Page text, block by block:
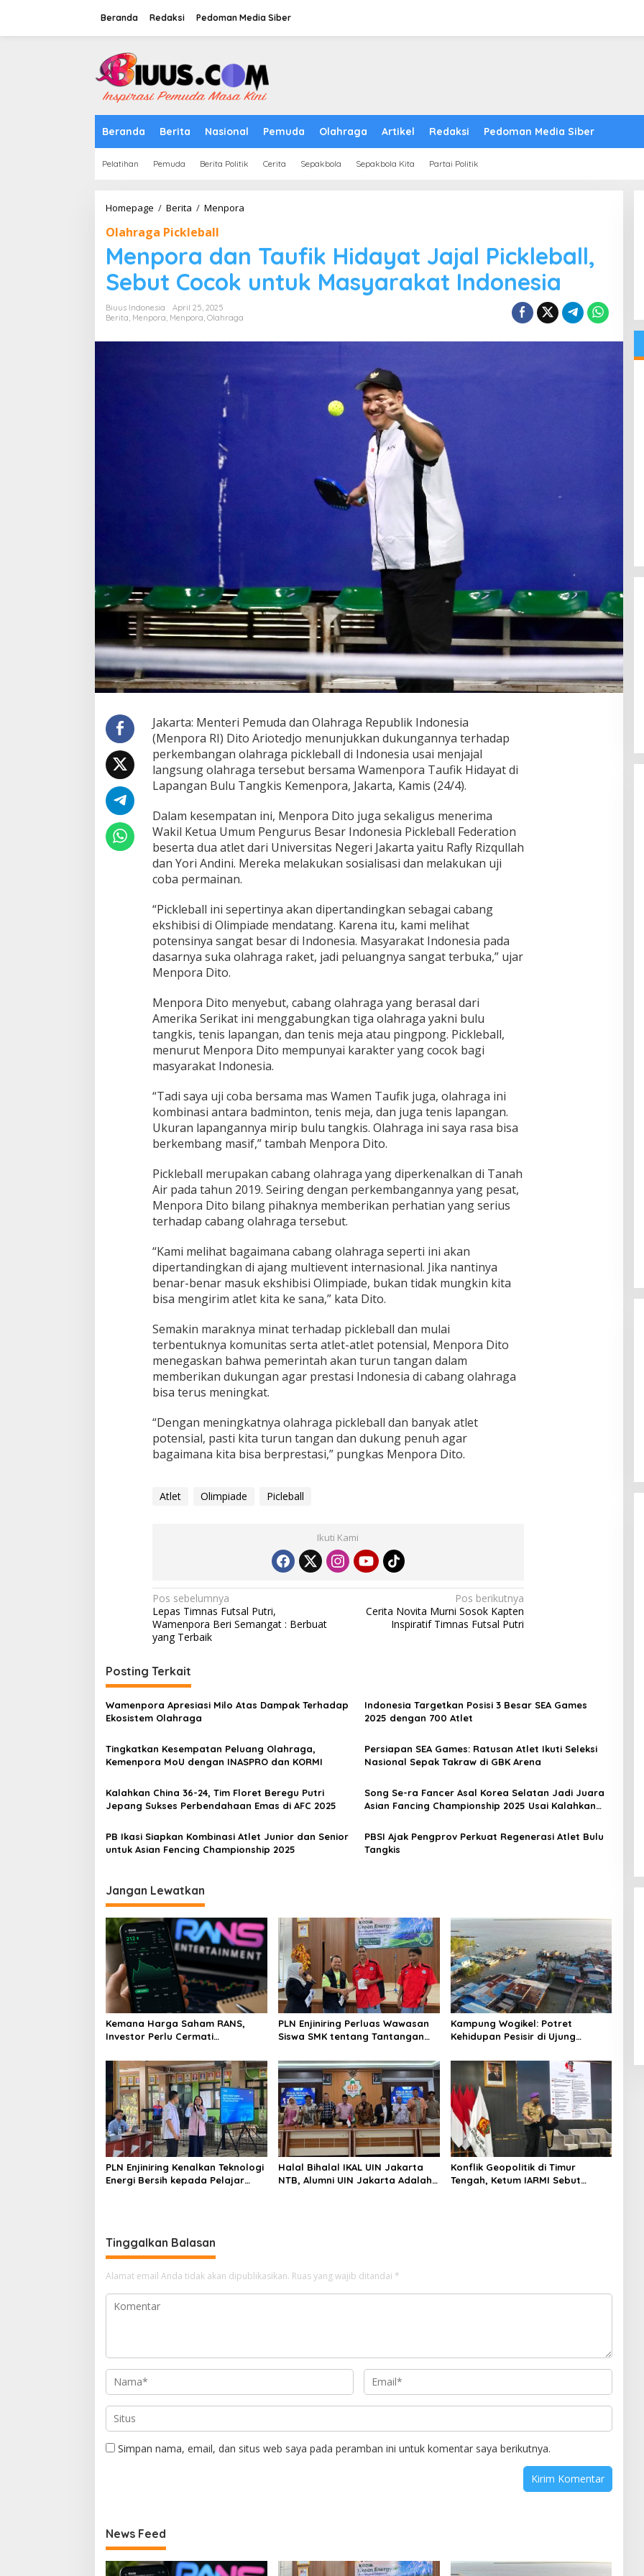
Beranda Redaksi Pedoman Media Siber
Beranda Berita Nasional Pemuda Olahraga Artikel Redaksi Pedoman Media Siber
Pelatihan Pemuda Berita Politik Cerita Sepakbola Sepakbola Kita Partai Politik
Homepage / Berita / Menpora
Hidayat
Jajal
Pickleball,
Sebut
Olahraga Pickleball
Menpora dan Taufik Hidayat Jajal Pickleball,
Sebut Cocok untuk Masyarakat Indonesia
Biuus Indonesia
April 25, 2025
Berita, Menpora, Menpora, Olahraga
Jakarta: Menteri Pemuda dan Olahraga Republik Indonesia
(Menpora RI) Dito Ariotedjo menunjukkan dukungannya terhadap
perkembangan olahraga pickleball di Indonesia usai menjajal
langsung olahraga tersebut bersama Wamenpora Taufik Hidayat di
Lapangan Bulu Tangkis Kemenpora, Jakarta, Kamis (24/4).
Dalam kesempatan ini, Menpora Dito juga sekaligus menerima
Wakil Ketua Umum Pengurus Besar Indonesia Pickleball Federation
beserta dua atlet dari Universitas Negeri Jakarta yaitu Rafly Rizqullah
dan Yori Andini. Mereka melakukan sosialisasi dan melakukan uji
coba permainan.
“Pickleball ini sepertinya akan dipertandingkan sebagai cabang
ekshibisi di Olimpiade mendatang. Karena itu, kami melihat
potensinya sangat besar di Indonesia. Masyarakat Indonesia pada
dasarnya suka olahraga raket, jadi peluangnya sangat terbuka,” ujar
Menpora Dito.
Menpora Dito menyebut, cabang olahraga yang berasal dari
Amerika Serikat ini menggabungkan tiga olahraga yakni bulu
tangkis, tenis lapangan, dan tenis meja atau pingpong. Pickleball,
menurut Menpora Dito mempunyai karakter yang cocok bagi
masyarakat Indonesia.
“Tadi saya uji coba bersama mas Wamen Taufik juga, olahraga ini
kombinasi antara badminton, tenis meja, dan juga tenis lapangan.
Ukuran lapangannya mirip bulu tangkis. Olahraga ini saya rasa bisa
berkembang masif,” tambah Menpora Dito.
Pickleball merupakan cabang olahraga yang diperkenalkan di Tanah
Air pada tahun 2019. Seiring dengan perkembangannya yang pesat,
Menpora Dito bilang pihaknya memberikan perhatian yang serius
terhadap cabang olahraga tersebut.
“Kami melihat bagaimana cabang olahraga seperti ini akan
dipertandingkan di ajang multievent internasional. Jika nantinya
benar-benar masuk ekshibisi Olimpiade, bukan tidak mungkin kita
bisa mengirim atlet kita ke sana,” kata Dito.
Semakin maraknya minat terhadap pickleball dan mulai
terbentuknya komunitas serta atlet-atlet potensial, Menpora Dito
menegaskan bahwa pemerintah akan turun tangan dalam
memberikan dukungan agar prestasi Indonesia di cabang olahraga
bisa terus meningkat.
“Dengan meningkatnya olahraga pickleball dan banyak atlet
potensial, pasti kita turun tangan dan dukung penuh agar
bagaimana kita bisa berprestasi,” pungkas Menpora Dito.
Atlet Olimpiade Picleball
Ikuti Kami
Navigasi
pos
Pos sebelumnya
Lepas Timnas Futsal Putri,
Wamenpora Beri Semangat : Berbuat
yang Terbaik
Pos berikutnya
Cerita Novita Murni Sosok Kapten
Inspiratif Timnas Futsal Putri
Posting Terkait
Wamenpora Apresiasi Milo Atas Dampak Terhadap
Ekosistem Olahraga
Indonesia Targetkan Posisi 3 Besar SEA Games
2025 dengan 700 Atlet
Tingkatkan Kesempatan Peluang Olahraga,
Kemenpora MoU dengan INASPRO dan KORMI
Persiapan SEA Games: Ratusan Atlet Ikuti Seleksi
Nasional Sepak Takraw di GBK Arena
Kalahkan China 36-24, Tim Floret Beregu Putri
Jepang Sukses Perbendahaan Emas di AFC 2025
Song Se-ra Fancer Asal Korea Selatan Jadi Juara
Asian Fancing Championship 2025 Usai Kalahkan
PB Ikasi Siapkan Kombinasi Atlet Junior dan Senior
untuk Asian Fencing Championship 2025
PBSI Ajak Pengprov Perkuat Regenerasi Atlet Bulu
Tangkis
Jangan Lewatkan
Kemana Harga Saham RANS,
Investor Perlu Cermati
Spekulasi Berlebihan
PLN Enjiniring Perluas Wawasan
Siswa SMK tentang Tantangan
Kampung Wogikel: Potret
Kehidupan Pesisir di Ujung
Tengah Keterbatasan
PLN Enjiniring Kenalkan Teknologi
Energi Bersih kepada Pelajar
Halal Bihalal IKAL UIN Jakarta
NTB, Alumni UIN Jakarta Adalah
Konflik Geopolitik di Timur
Tengah, Ketum IARMI Sebut
Tinggalkan Balasan
Alamat email Anda tidak akan dipublikasikan. Ruas yang wajib ditandai *
Simpan nama, email, dan situs web saya pada peramban ini untuk komentar saya berikutnya.
News Feed
di Kejati Kepri oleh J. Devy
Sudarso
Di Berita, Politik